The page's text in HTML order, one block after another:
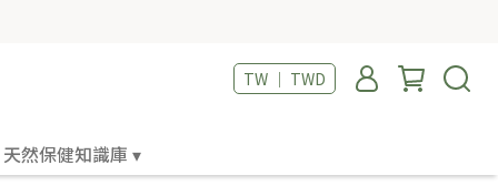
TW ｜ TWD
天然保健知識庫 ▾